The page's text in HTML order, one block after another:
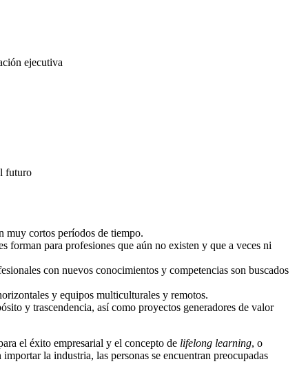
ejecutiva
futuro
muy cortos períodos de tiempo.
forman para profesiones que aún no existen y que a veces ni
con nuevos conocimientos y competencias son buscados
y equipos multiculturales y remotos.
y trascendencia, así como proyectos generadores de valor
el éxito empresarial y el concepto de lifelong learning, o
la industria, las personas se encuentran preocupadas